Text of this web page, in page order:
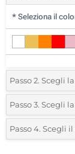
* Seleziona il
Passo 2. Scegli
*Seleziona la
1 Colore (Su
Passo 3. Scegli
*Ordine minimo
Passo 4. Scegli